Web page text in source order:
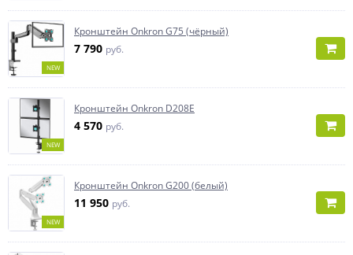
NEW
Кронштейн Onkron G75 (чёрный)
7 790 руб.
NEW
Кронштейн Onkron D208E
4 570 руб.
NEW
Кронштейн Onkron G200 (белый)
11 950 руб.